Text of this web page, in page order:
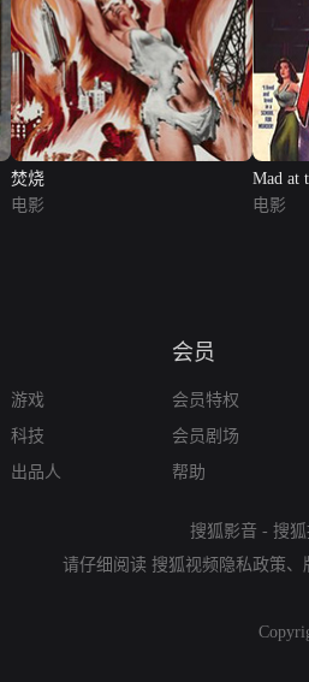
焚烧
电影
Mad at
电影
游戏
科技
出品人
会员
会员特权
会员剧场
帮助
搜狐影音 - 搜
请仔细阅读 搜狐视频隐私政策、